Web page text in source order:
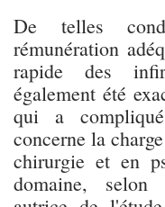
De telles
rémunération
rapide des
également été
qui a
concerne la
chirurgie et en
domaine, selon